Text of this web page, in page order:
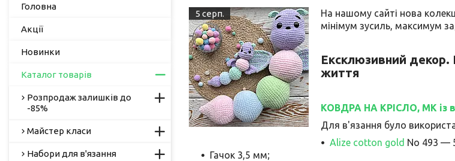
5 серп. На нашому сайті нова
мінімум зусиль, максимум
Ексклюзивний декор.
життя
КОВДРА НА КРІСЛО, МК із
Для в'язання було
Alize cotton gold No 493 —
Гачок 3,5 мм;
Головна
Акції
Новинки
Каталог товарів
Розпродаж залишків до
-85%
Майстер класи
Набори для в'язання